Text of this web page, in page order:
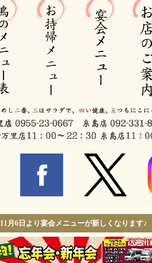
11月6日より宴会メニューが新しくなります♪